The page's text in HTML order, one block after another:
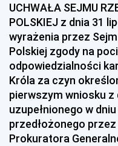
UCHWAŁA SEJMU
POLSKIEJ z dnia 31
wyrażenia przez
Polskiej zgody na
odpowiedzialności
Króla za czyn
pierwszym wniosku z
uzupełnionego w
przedłożonego
Prokuratora